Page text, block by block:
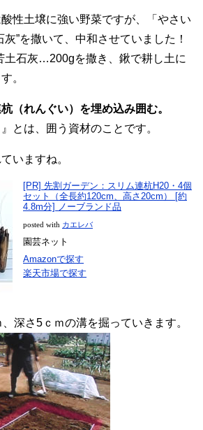
性土壌に強い野菜ですが、「やさい
”を撒いて、中和させていました！
土石灰…200gを撒き、鍬で耕し土に
。
（れんぐい）を埋め込み囲む。
とは、囲う資材のことです。
いますね。
[PR] 先割ガーデン：スリム連杭H20・4個
セット（全長約120cm、高さ20cm） [約
4.8m分] ノーブランド品
posted with カエレバ
園芸ネット
Amazonで探す
楽天市場で探す
深さ5ｃｍの溝を掘っていきます。